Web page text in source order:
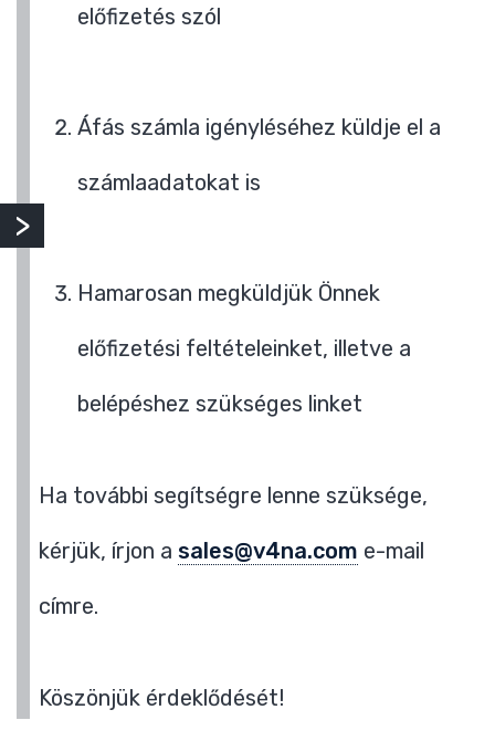
előfizetés szól
Áfás számla igényléséhez küldje el a
számlaadatokat is
Hamarosan megküldjük Önnek
előfizetési feltételeinket, illetve a
belépéshez szükséges linket
Ha további segítségre lenne szüksége,
kérjük, írjon a sales@v4na.com e-mail
címre.
Köszönjük érdeklődését!